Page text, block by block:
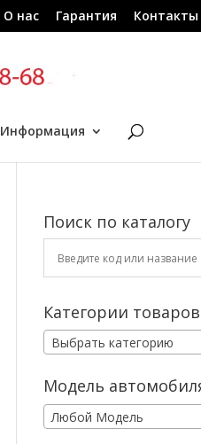
О нас Гарантия Контакты
Информация
Поиск по каталогу
Категории товаров
Выбрать категорию
Модель
Любой Модель